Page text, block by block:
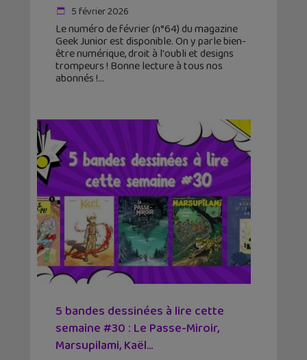
5 février 2026
Le numéro de février (n°64) du magazine
Geek Junior est disponible. On y parle bien-
être numérique, droit à l'oubli et designs
trompeurs ! Bonne lecture à tous nos
abonnés !
5 bandes dessinées à lire cette
semaine #30 : Le Passe-Miroir,
Marsupilami, Kaël…